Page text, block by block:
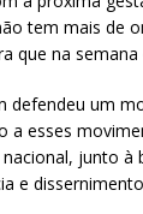
tem mais de
que na
defendeu um
a esses
junto à
e